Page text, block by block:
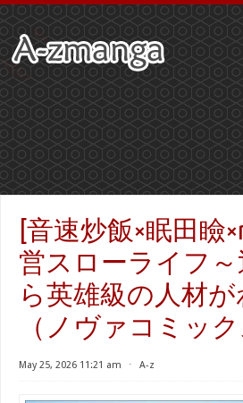
[音速炒飯×眠田瞼
営スローライフ
ら英雄級の人材
（ノヴァコミッ
May 25, 2026 11:21 am ⋅ A-z